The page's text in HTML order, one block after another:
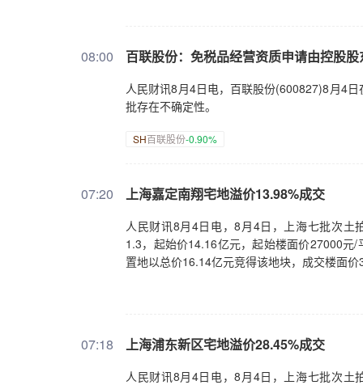
08:00 百联股份：免税品经营资质申请由控股
人民财讯8月4日电，百联股份(600827)8月4
批存在不确定性。
SH百联股份-0.90%
07:20 上海嘉定南翔宅地溢价13.98%成交
人民财讯8月4日电，8月4日，上海七批次土
1.3，起始价14.16亿元，起始楼面价27000元
置地以总价16.14亿元竞得该地块，成交楼面
07:18 上海浦东新区宅地溢价28.45%成交
人民财讯8月4日电，8月4日，上海七批次土